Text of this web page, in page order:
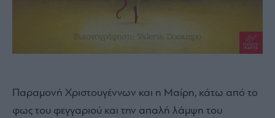
Παραμονή Χριστουγέννων και η Μαίρη, κάτω από το
φως του φεγγαριού και την απαλή λάμψη του